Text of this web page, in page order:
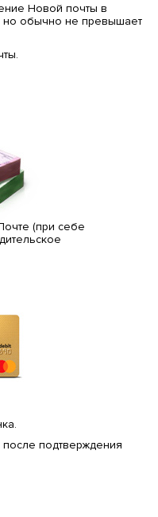
Новой почты в
но обычно не превышает
(при себе
подтверждения